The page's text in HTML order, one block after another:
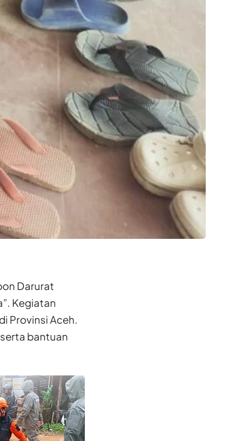
Darurat
Kegiatan
Provinsi Aceh.
bantuan